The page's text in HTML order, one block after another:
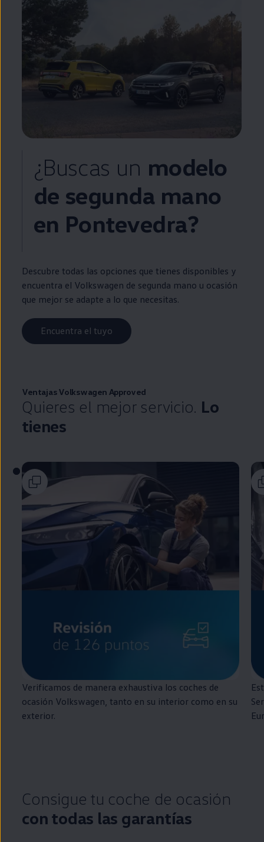
¿Buscas un modelo
de segunda mano
en Pontevedra?
Descubre todas las opciones que tienes disponibles y
encuentra el Volkswagen de segunda mano u ocasión
que mejor se adapte a lo que necesitas.
Encuentra el tuyo
Ventajas Volkswagen Approved
Quieres el mejor servicio. Lo
tienes
Verificamos de manera exhaustiva los coches de
ocasión Volkswagen , tanto en su interior como en su
exterior.
Consigue tu coche de ocasión
con todas las garantías